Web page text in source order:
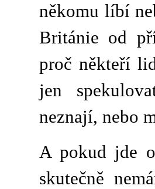
někomu líbí
Británie od
proč někteří
jen
neznají, nebo
A pokud jde
skutečně